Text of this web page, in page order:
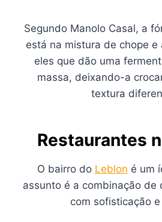
Segundo Manolo Casal, a
está na mistura de chope e
eles que dão uma
massa, deixando-a
textura
Restaurantes
O bairro do Leblon é um
assunto é a combinação de
com sofisticação